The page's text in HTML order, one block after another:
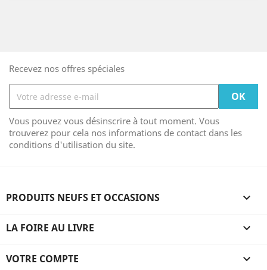
Recevez nos offres spéciales
Vous pouvez vous désinscrire à tout moment. Vous
trouverez pour cela nos informations de contact dans les
conditions d'utilisation du site.
PRODUITS NEUFS ET OCCASIONS 
LA FOIRE AU LIVRE 
VOTRE COMPTE 